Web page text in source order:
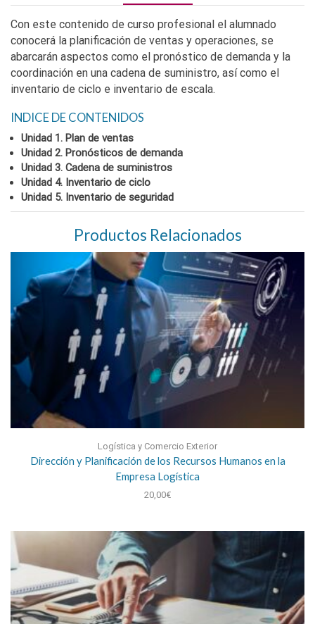
Con este contenido de curso profesional el alumnado
conocerá la planificación de ventas y operaciones, se
abarcarán aspectos como el pronóstico de demanda y la
coordinación en una cadena de suministro, así como el
inventario de ciclo e inventario de escala.
INDICE DE CONTENIDOS
Unidad 1. Plan de ventas
Unidad 2. Pronósticos de demanda
Unidad 3. Cadena de suministros
Unidad 4. Inventario de ciclo
Unidad 5. Inventario de seguridad
Productos Relacionados
Logística y Comercio Exterior
Dirección y Planificación de los Recursos Humanos en la
Empresa Logística
20,00€